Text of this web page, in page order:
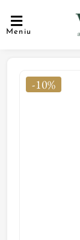
Meniu
-10%